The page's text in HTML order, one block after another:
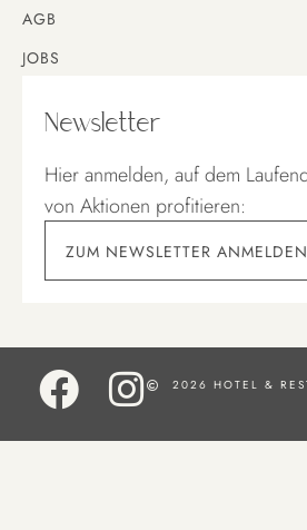
AGB
JOBS
Newsletter
Hier anmelden, auf dem
von Aktionen profitieren:
ZUM NEWSLETTER ANMELDEN
2026 HOTEL &